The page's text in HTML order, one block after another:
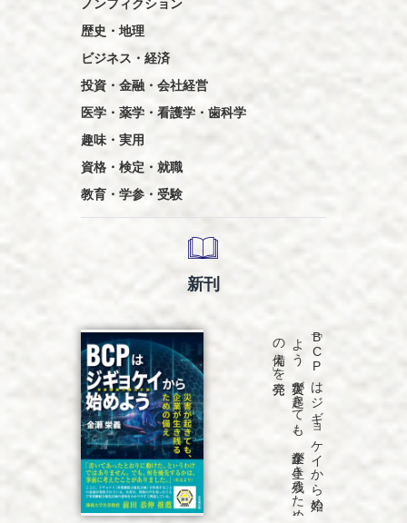
歴史・地理
ビジネス・経済
投資・金融・会社経営
医学・薬学・看護学・歯科学
趣味・実用
資格・検定・就職
教育・学参・受験
新刊
「B
C
P
は
ジ
ギ
ョ
ケ
イ
か
ら
始め
よ
う
災害が
起き
て
も
、
企業が
生き
残る
た
め
の
備え
」を
発売